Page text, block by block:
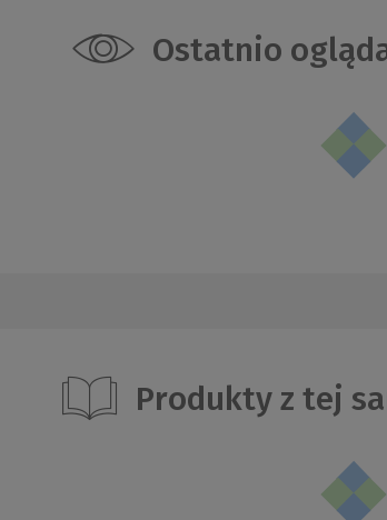
Ostatnio
Produkty z tej